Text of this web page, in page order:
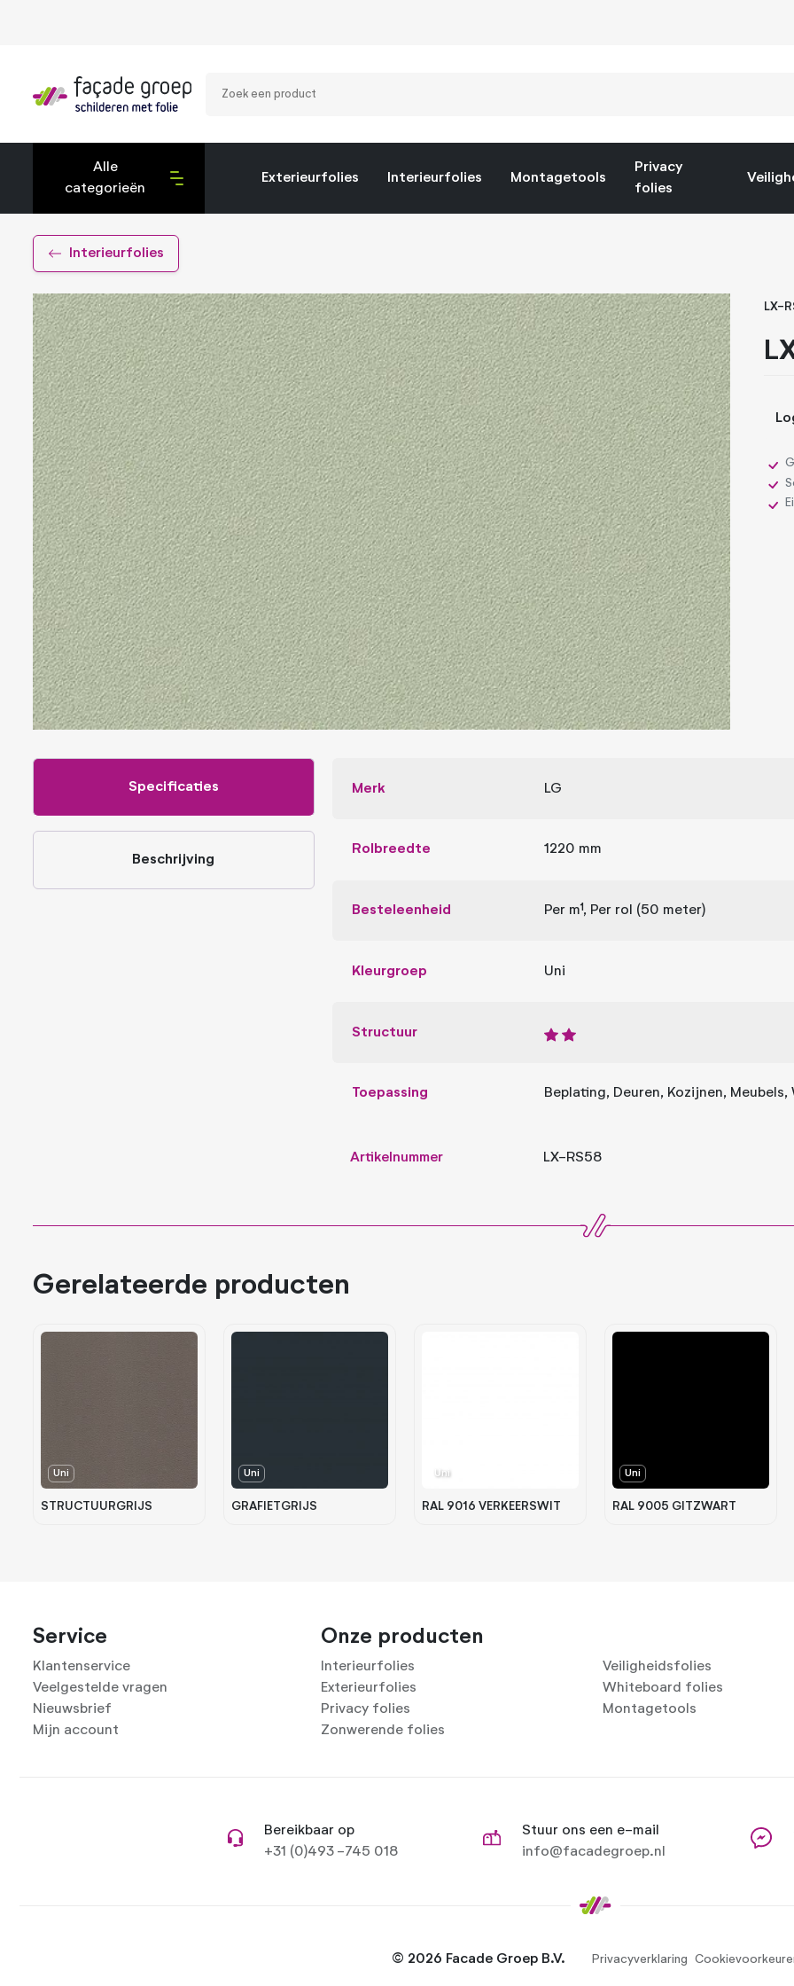
een
Alle
categorieën
Exterieurfolies
Montagetools
Privacy folies
Veiligheidsfolies
Whiteboard folies
Zonwerende folies
Exterieurfolies Interieurfolies Montagetools
Privacy
folies
Interieurfolies
LX-
Specificaties
Beschrijving
Merk LG
Rolbreedte 1220 mm
Besteleenheid Per m¹, Per rol (50 meter)
Kleurgroep Uni
Structuur
Toepassing Beplating, Deuren, Kozijnen, Meubels,
Artikelnummer LX-RS58
Gerelateerde producten
Uni
STRUCTUURGRIJS
Uni
GRAFIETGRIJS
Uni
RAL 9016 VERKEERSWIT
Uni
RAL 9005 GITZWART
Service
Klantenservice
Veelgestelde vragen
Nieuwsbrief
Mijn account
Onze producten
Interieurfolies
Exterieurfolies
Privacy folies
Zonwerende folies
Veiligheidsfolies
Whiteboard folies
Montagetools
Bereikbaar op
+31 (0)493 -745 018
Stuur ons een e-mail
info@facadegroep.nl
© 2026 Facade Groep B.V. Privacyverklaring